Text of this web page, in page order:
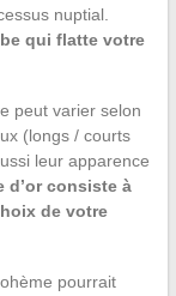
nuptial.
qui flatte votre
peut varier selon
(longs / courts
leur apparence
d’or consiste à
de votre
pourrait